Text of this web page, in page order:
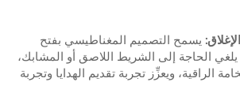
يسمح التصميم المغناطيسي بفتح
الحاجة إلى الشريط اللاصق أو المشابك،
الراقية، ويعزِّز تجربة تقديم الهدايا وتجربة